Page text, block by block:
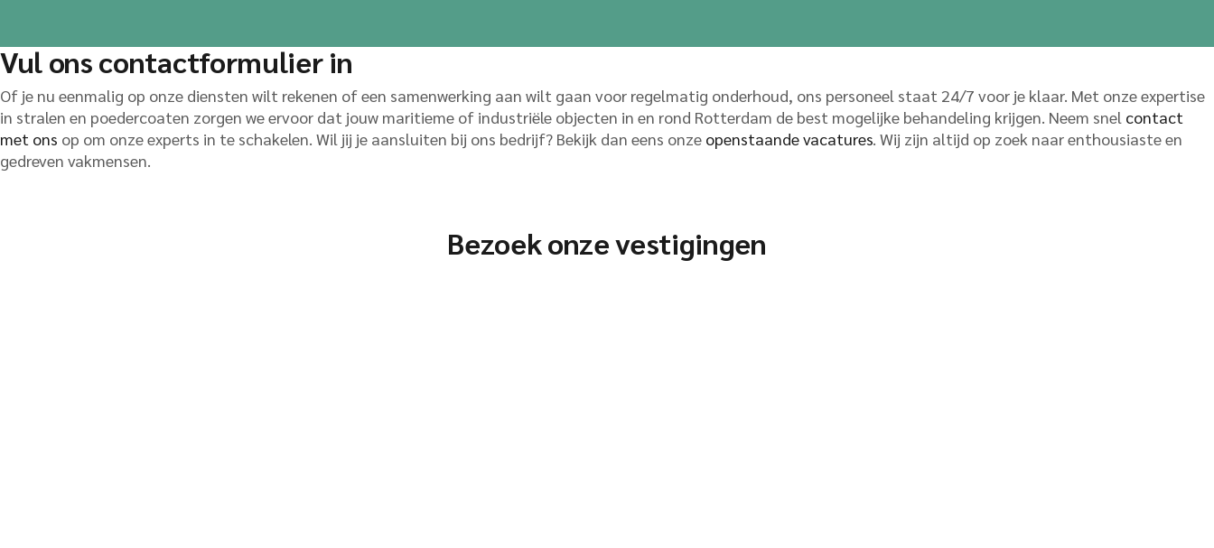
Vul ons contactformulier in
Of je nu eenmalig op onze diensten wilt rekenen of een samenwerking aan wilt gaan voor regelmatig onderhoud, ons personeel staat 24/7 voor je klaar. Met onze expertise
in stralen en poedercoaten zorgen we ervoor dat jouw maritieme of industriële objecten in en rond Rotterdam de best mogelijke behandeling krijgen. Neem snel contact
met ons op om onze experts in te schakelen. Wil jij je aansluiten bij ons bedrijf? Bekijk dan eens onze openstaande vacatures. Wij zijn altijd op zoek naar enthousiaste en
gedreven vakmensen.
Bezoek onze vestigingen